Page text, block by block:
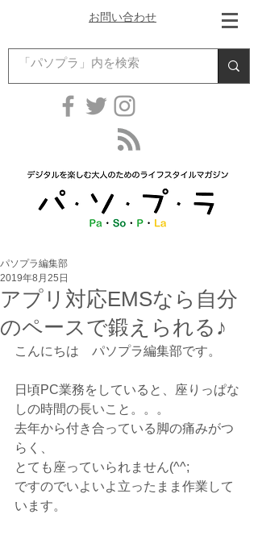
お問い合わせ
アプリ対応EMSなら自分
のペースで鍛えられる♪
パソプラ編集部
2019年8月25日
こんにちは　パソプラ編集部です。
日頃PC業務をしていると、座りっぱな
しの時間の長いこと。。。
去年から付き合っている脚の痛みがつ
らく、
とても座っていられません(^^;
ですのでいよいよ立ったまま作業して
います。